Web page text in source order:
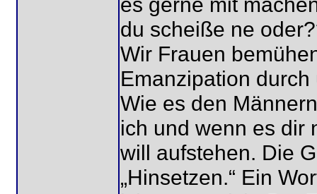
du scheiße ne
Wir Frauen
Emanzipation
Wie es den
ich und wenn es dir
will aufstehen. Die
„Hinsetzen.“ Ein